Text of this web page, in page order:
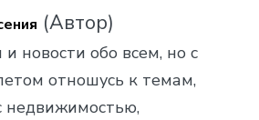
(Автор)
новости обо всем, но с
отношусь к темам,
недвижимостью,